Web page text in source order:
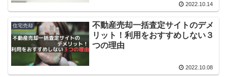
2022.10.14
住宅売却
不動産売却一括査定サイトのデメ
リット！利用をおすすめしない３
つの理由
2022.10.08